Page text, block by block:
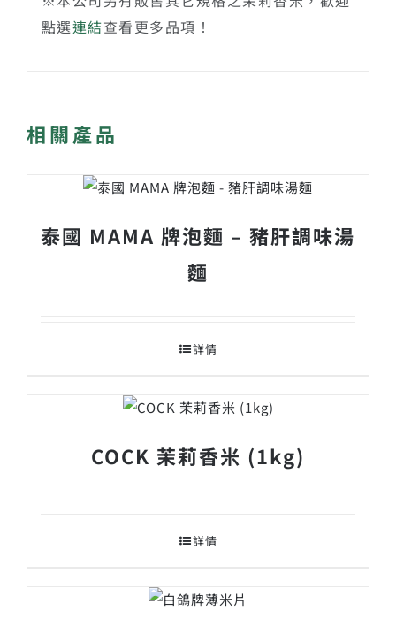
點選連結查看更多品項！
相關產品
泰國 MAMA 牌泡麵 – 豬肝調味湯
麵
詳情
COCK 茉莉香米 (1kg)
詳情